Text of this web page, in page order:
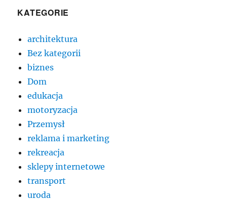
KATEGORIE
architektura
Bez kategorii
biznes
Dom
edukacja
motoryzacja
Przemysł
reklama i marketing
rekreacja
sklepy internetowe
transport
uroda